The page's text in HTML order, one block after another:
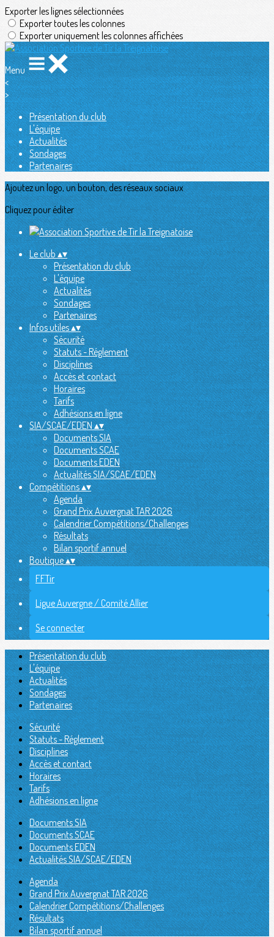
Exporter les lignes sélectionnées
Exporter toutes les colonnes
Exporter uniquement les colonnes affichées
Menu
<
>
Présentation du club
L'équipe
Actualités
Sondages
Partenaires
Ajoutez un logo, un bouton, des réseaux sociaux
Cliquez pour éditer
Le club▴▾
Présentation du club
L'équipe
Actualités
Sondages
Partenaires
Infos utiles▴▾
Sécurité
Statuts - Réglement
Disciplines
Accès et contact
Horaires
Tarifs
Adhésions en ligne
SIA/SCAE/EDEN▴▾
Documents SIA
Documents SCAE
Documents EDEN
Actualités SIA/SCAE/EDEN
Compétitions▴▾
Agenda
Grand Prix Auvergnat TAR 2026
Calendrier Compétitions/Challenges
Résultats
Bilan sportif annuel
Boutique▴▾
FFTir
Ligue Auvergne / Comité Allier
Se connecter
Présentation du club
L'équipe
Actualités
Sondages
Partenaires
Sécurité
Statuts - Réglement
Disciplines
Accès et contact
Horaires
Tarifs
Adhésions en ligne
Documents SIA
Documents SCAE
Documents EDEN
Actualités SIA/SCAE/EDEN
Agenda
Grand Prix Auvergnat TAR 2026
Calendrier Compétitions/Challenges
Résultats
Bilan sportif annuel